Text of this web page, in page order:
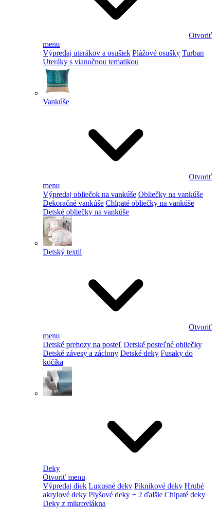
Otvoriť
menu
Výpredaj uterákov a osušiek Plážové osušky Turban
Uteráky s vianočnou tematikou
Vankúše
Otvoriť
menu
Výpredaj obliečok na vankúše Obliečky na vankúše
Dekoračné vankúše Chlpaté obliečky na vankúše
Detské obliečky na vankúše
Detský textil
Otvoriť
menu
Detské prehozy na posteľ Detské posteľné obliečky
Detské závesy a záclony Detské deky Fusaky do
kočíka
Deky
Otvoriť menu
Výpredaj diek Luxusné deky Piknikové deky Hrubé
akrylové deky Plyšové deky + 2 ďalšie Chlpaté deky
Deky z mikrovlákna